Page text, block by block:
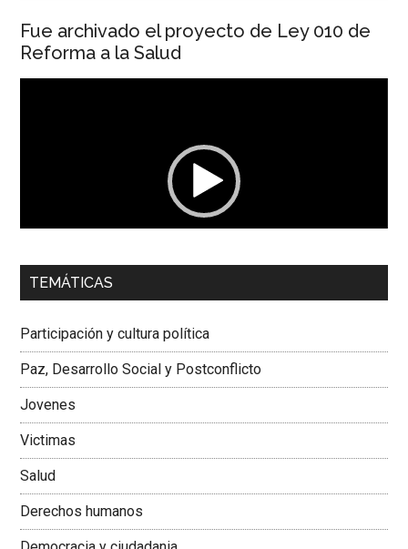
Fue archivado el proyecto de Ley 010 de
Reforma a la Salud
00:00 01:04
Dra. Carolina Corcho Mejía,Presidenta Corporación
Colombiana
TEMÁTICAS
Participación y cultura política
Paz, Desarrollo Social y Postconflicto
Jovenes
Victimas
Salud
Derechos humanos